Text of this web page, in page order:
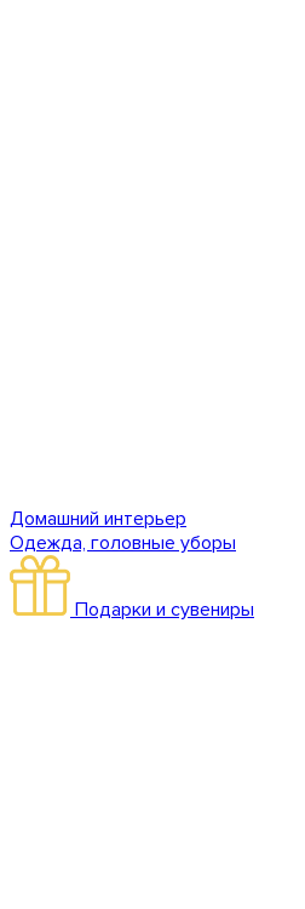
Домашний интерьер
Одежда, головные уборы
Подарки и сувениры